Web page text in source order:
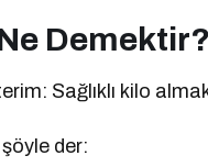
Demektir?
Sağlıklı kilo
der: